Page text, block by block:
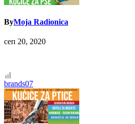
ByMoja Radionica
сеп 20, 2020
Кретање
чланка
brands07